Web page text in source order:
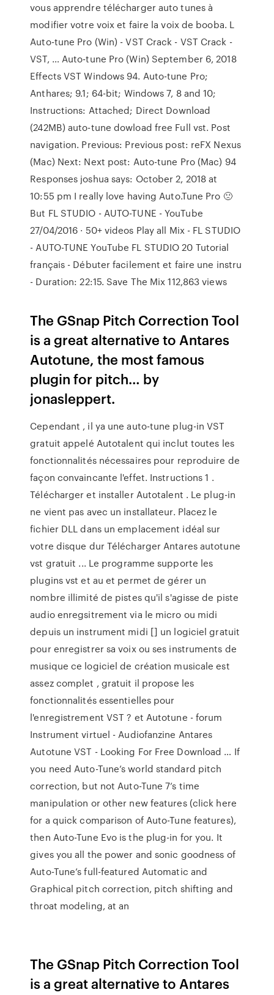
vous apprendre télécharger auto tunes à
modifier votre voix et faire la voix de booba. L
Auto-tune Pro (Win) - VST Crack - VST Crack -
VST, … Auto-tune Pro (Win) September 6, 2018
Effects VST Windows 94. Auto-tune Pro;
Anthares; 9.1; 64-bit; Windows 7, 8 and 10;
Instructions: Attached; Direct Download
(242MB) auto-tune dowload free Full vst. Post
navigation. Previous: Previous post: reFX Nexus
(Mac) Next: Next post: Auto-tune Pro (Mac) 94
Responses joshua says: October 2, 2018 at
10:55 pm I really love having Auto.Tune Pro 🙁
But FL STUDIO - AUTO-TUNE - YouTube
27/04/2016 · 50+ videos Play all Mix - FL STUDIO
- AUTO-TUNE YouTube FL STUDIO 20 Tutorial
français - Débuter facilement et faire une instru
- Duration: 22:15. Save The Mix 112,863 views
The GSnap Pitch Correction Tool
is a great alternative to Antares
Autotune, the most famous
plugin for pitch… by
jonasleppert.
Cependant , il ya une auto-tune plug-in VST
gratuit appelé Autotalent qui inclut toutes les
fonctionnalités nécessaires pour reproduire de
façon convaincante l'effet. Instructions 1 .
Télécharger et installer Autotalent . Le plug-in
ne vient pas avec un installateur. Placez le
fichier DLL dans un emplacement idéal sur
votre disque dur Télécharger Antares autotune
vst gratuit ... Le programme supporte les
plugins vst et au et permet de gérer un
nombre illimité de pistes qu'il s'agisse de piste
audio enregsitrement via le micro ou midi
depuis un instrument midi [] un logiciel gratuit
pour enregistrer sa voix ou ses instruments de
musique ce logiciel de création musicale est
assez complet , gratuit il propose les
fonctionnalités essentielles pour
l'enregistrement VST ? et Autotune - forum
Instrument virtuel - Audiofanzine Antares
Autotune VST - Looking For Free Download … If
you need Auto-Tune’s world standard pitch
correction, but not Auto-Tune 7’s time
manipulation or other new features (click here
for a quick comparison of Auto-Tune features),
then Auto-Tune Evo is the plug-in for you. It
gives you all the power and sonic goodness of
Auto-Tune’s full-featured Automatic and
Graphical pitch correction, pitch shifting and
throat modeling, at an
The GSnap Pitch Correction Tool
is a great alternative to Antares